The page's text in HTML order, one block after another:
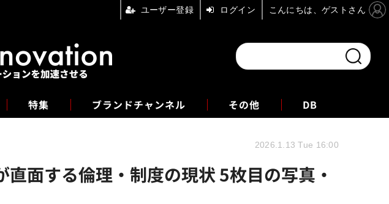
特集 ブランドチャンネル
フォーエム その他 DB
面する倫理・制度の現状 5枚目の写真・
2026.1.13 Tue 16:00
ユーザー登録 ログイン こんにちは、ゲストさん